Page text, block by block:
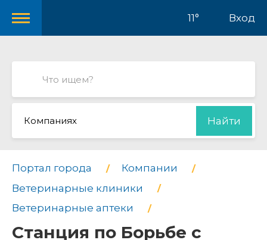
11° Вход
Компаниях Найти
Портал города
Компании
Ветеринарные клиники
Ветеринарные аптеки
Станция по Борьбе с